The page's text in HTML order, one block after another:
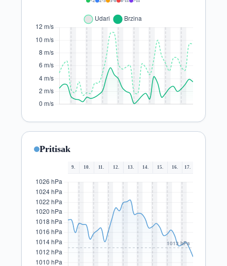
Pritisak
9. 10. 11. 12. 13. 14. 15. 16. 17.